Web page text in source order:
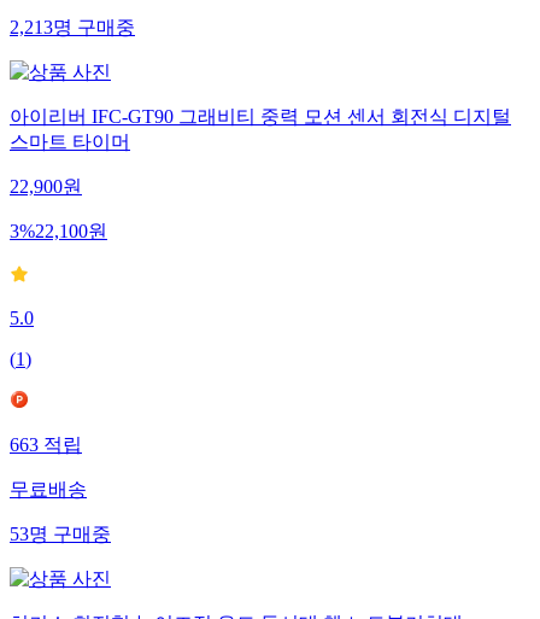
2,213명구매중
아이리버 IFC-GT90 그래비티 중력 모션 센서 회전식 디지털
스마트 타이머
22,900원
3%22,100원
5.0
(1)
663적립
무료배송
53명구매중